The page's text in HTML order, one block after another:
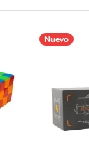
Nuevo